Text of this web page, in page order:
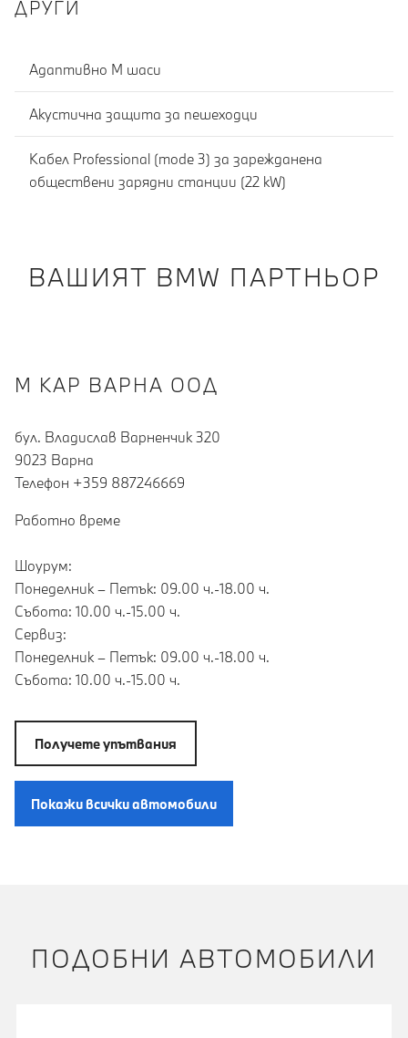
ДРУГИ
Адаптивно M шаси
Акустична защита за пешеходци
Кабел Professional (mode 3) за зарежданена
обществени зарядни станции (22 kW)
ВАШИЯТ BMW ПАРТНЬОР
М КАР ВАРНА ООД
бул. Владислав Варненчик 320
9023 Варна
Teлефон +359 887246669
Работно време
Шоурум:
Понеделник – Петък: 09.00 ч.-18.00 ч.
Събота: 10.00 ч.-15.00 ч.
Сервиз:
Понеделник – Петък: 09.00 ч.-18.00 ч.
Събота: 10.00 ч.-15.00 ч.
Получете упътвания
Покажи всички автомобили
ПОДОБНИ АВТОМОБИЛИ